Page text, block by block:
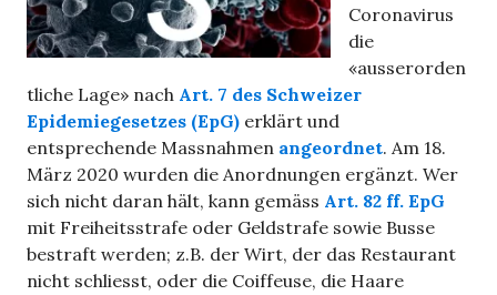
Coronavirus
die
«ausserorden
tliche Lage» nach Art. 7 des Schweizer
Epidemiegesetzes (EpG) erklärt und
entsprechende Massnahmen angeordnet. Am 18.
März 2020 wurden die Anordnungen ergänzt. Wer
sich nicht daran hält, kann gemäss Art. 82 ff. EpG
mit Freiheitsstrafe oder Geldstrafe sowie Busse
bestraft werden; z.B. der Wirt, der das Restaurant
nicht schliesst, oder die Coiffeuse, die Haare